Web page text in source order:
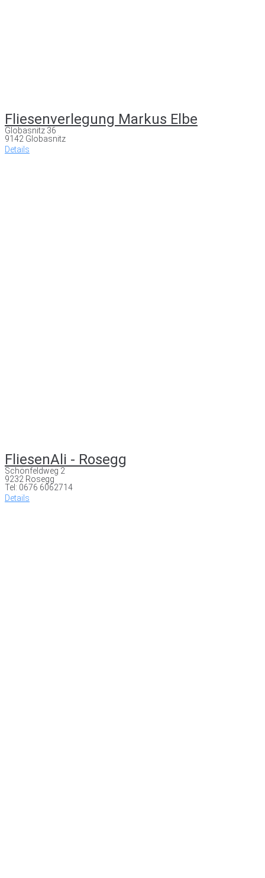
Fliesenverlegung Markus Elbe
Globasnitz 36
9142 Globasnitz
Details
FliesenAli - Rosegg
Schönfeldweg 2
9232 Rosegg
Tel: 0676 6062714
Details